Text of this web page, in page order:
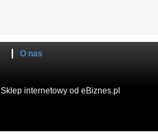
O nas
Sklep internetowy od eBiznes.pl